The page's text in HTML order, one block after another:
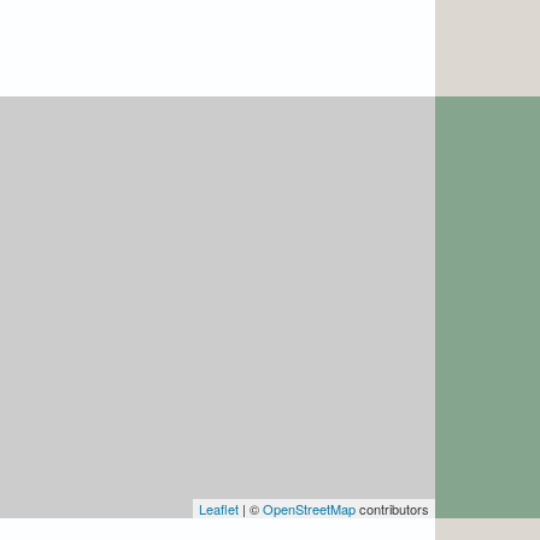
Leaflet | ©OpenStreetMapcontributors